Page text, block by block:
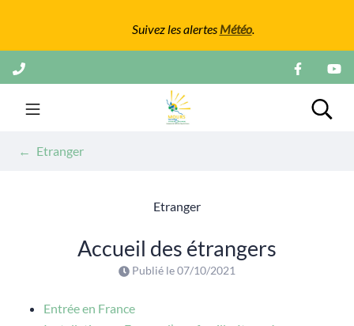
Suivez les alertes Météo.
Aller
au
contenu
Mairie de Mours
Etranger
Etranger
Accueil des étrangers
Publié le07/10/2021
Entrée en France